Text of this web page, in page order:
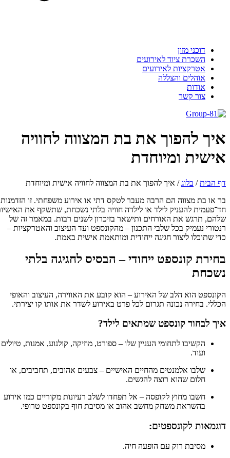
דוכני מזון
השכרת ציוד לאירועים
אטרקציות לאירועים
אוהלים והצללה
אודות
צור קשר
איך להפוך את בת המצווה לחוויה
אישית ומיוחדת
דף הבית/בלוג/איך להפוך את בת המצווה לחוויה אישית ומיוחדת
בר או בת מצווה הם הרבה מעבר לטקס דתי או אירוע משפחתי. זו הזדמנות
חד־פעמית להעניק לילד או לילדה חוויה בלתי נשכחת, שתשקף את האישיות
שלהם, תרגש את האורחים ותישאר בזיכרון לשנים רבות. במאמר זה של
רנטורי נעמיק בכל שלבי התכנון – מהקונספט ועד העיצוב והאטרקציות –
כדי שתוכלו ליצור חגיגה ייחודית ומותאמת אישית באמת.
בחירת קונספט ייחודי – הבסיס לחגיגה בלתי
נשכחת
הקונספט הוא הלב של האירוע – הוא קובע את האווירה, העיצוב והאופי
הכללי. בחירה נכונה תגרום לכל פרט באירוע לשדר את אותו קו יצירתי.
איך לבחור קונספט שמתאים לילד?
הקשיבו לתחומי העניין שלו – ספורט, מוזיקה, קולנוע, אמנות, טיולים
ועוד.
שלבו אלמנטים מהחיים האישיים – צבעים אהובים, תחביבים, או
חלום שהוא רוצה להגשים.
חשבו מחוץ לקופסה – אל תפחדו לשלב רעיונות מקוריים כמו אירוע
בהשראת משחק מחשב אהוב או מסיבת חוף בקונספט טרופי.
דוגמאות לקונספטים:
מסיבת רוק עם הופעה חיה.